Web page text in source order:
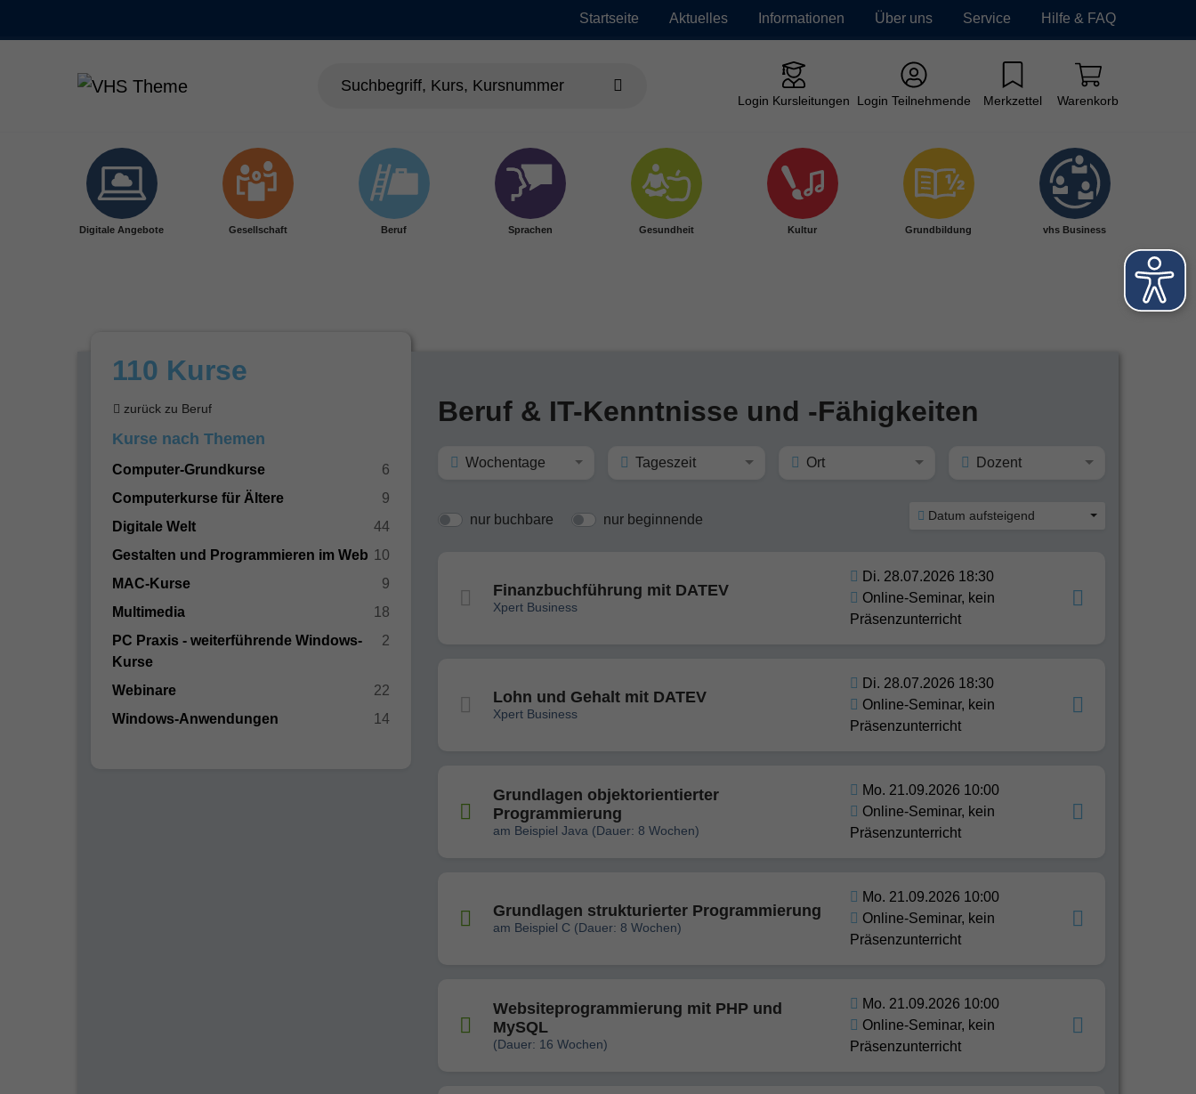
Startseite Aktuelles Informationen Über uns Service Hilfe & FAQ
Login Kursleitungen Login Teilnehmende Merkzettel Warenkorb
Digitale Angebote Gesellschaft Beruf Sprachen Gesundheit Kultur Grundbildung vhs Business
110 Kurse
zurück zu Beruf
Kurse nach Themen
Computer-Grundkurse
6
Computerkurse für Ältere
9
Digitale Welt
44
Gestalten und Programmieren im Web 10
MAC-Kurse
9
Multimedia
18
PC Praxis - weiterführende Windows-
Kurse
2
Webinare
22
Windows-Anwendungen
14
Beruf & IT-Kenntnisse und -Fähigkeiten
Wochentage Tageszeit Ort Dozent
nur buchbare nur beginnende Datum aufsteigend
Finanzbuchführung mit DATEV
Xpert Business
Di. 28.07.2026 18:30
Online-Seminar, kein
Präsenzunterricht
Lohn und Gehalt mit DATEV
Xpert Business
Di. 28.07.2026 18:30
Online-Seminar, kein
Präsenzunterricht
Grundlagen objektorientierter
Programmierung
am Beispiel Java (Dauer: 8 Wochen)
Mo. 21.09.2026 10:00
Online-Seminar, kein
Präsenzunterricht
Grundlagen strukturierter Programmierung
am Beispiel C (Dauer: 8 Wochen)
Mo. 21.09.2026 10:00
Online-Seminar, kein
Präsenzunterricht
Websiteprogrammierung mit PHP und
MySQL
(Dauer: 16 Wochen)
Mo. 21.09.2026 10:00
Online-Seminar, kein
Präsenzunterricht